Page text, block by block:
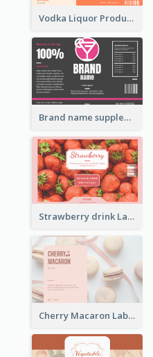
Vodka Liquor Product Label
Brand name supplement Label
Strawberry drink Label
Cherry Macaron Label